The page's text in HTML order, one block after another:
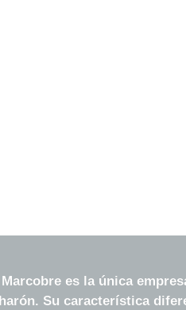
es la única
Su característica